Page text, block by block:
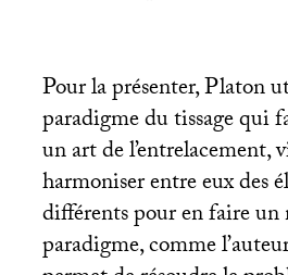
Pour la présenter, Platon
paradigme du tissage qui
un art de l’entrelacement,
harmoniser entre eux des
différents pour en faire un
paradigme, comme